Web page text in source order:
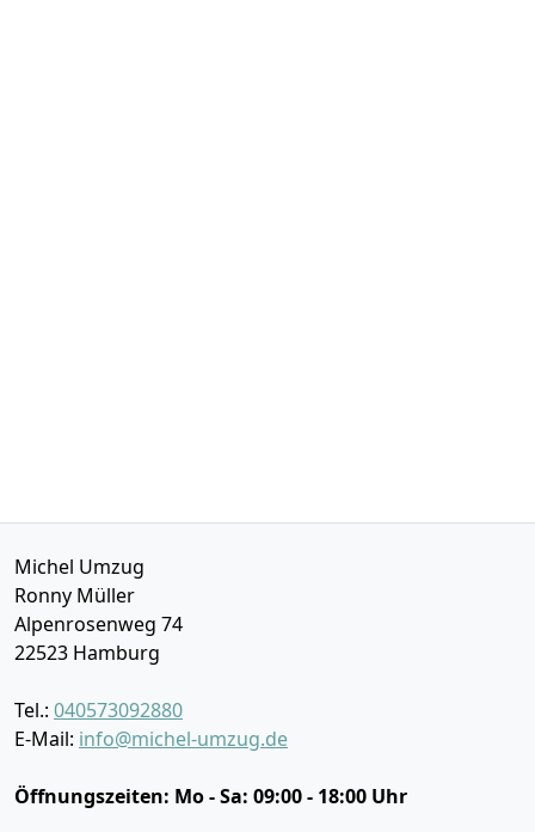
Michel Umzug
Ronny Müller
Alpenrosenweg 74
22523 Hamburg
Tel.: 040573092880
E-Mail: info@michel-umzug.de
Öffnungszeiten: Mo - Sa: 09:00 - 18:00 Uhr